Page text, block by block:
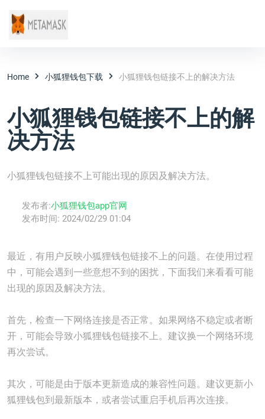
Home 小狐狸钱包下载 小狐狸钱包链接不上的解决方法
小狐狸钱包链接不上的解
决方法
小狐狸钱包链接不上可能出现的原因及解决方法。
发布者:小狐狸钱包app官网
发布时间: 2024/02/29 01:04
最近，有用户反映小狐狸钱包链接不上的问题。在使用过程
中，可能会遇到一些意想不到的困扰，下面我们来看看可能
出现的原因及解决方法。
首先，检查一下网络连接是否正常。如果网络不稳定或者断
开，可能会导致小狐狸钱包链接不上。建议换一个网络环境
再次尝试。
其次，可能是由于版本更新造成的兼容性问题。建议更新小
狐狸钱包到最新版本，或者尝试重启手机后再次连接。